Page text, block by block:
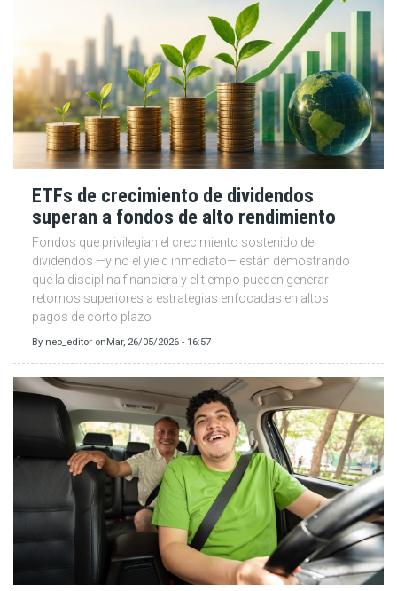
ETFs de crecimiento de dividendos
superan a fondos de alto rendimiento
Fondos que privilegian el crecimiento sostenido de
dividendos —y no el yield inmediato— están demostrando
que la disciplina financiera y el tiempo pueden generar
retornos superiores a estrategias enfocadas en altos
pagos de corto plazo
By neo_editor onMar, 26/05/2026 - 16:57